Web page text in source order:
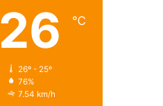
26 ℃
26º - 25º
76%
7.54 km/h